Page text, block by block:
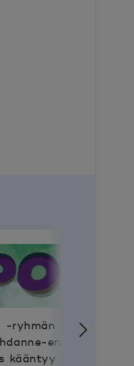
-ryhmän
ennuste 2025–
kääntyy varovaiseen